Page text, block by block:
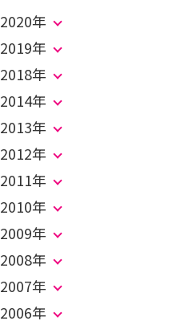
2020年
2019年
2018年
2014年
2013年
2012年
2011年
2010年
2009年
2008年
2007年
2006年